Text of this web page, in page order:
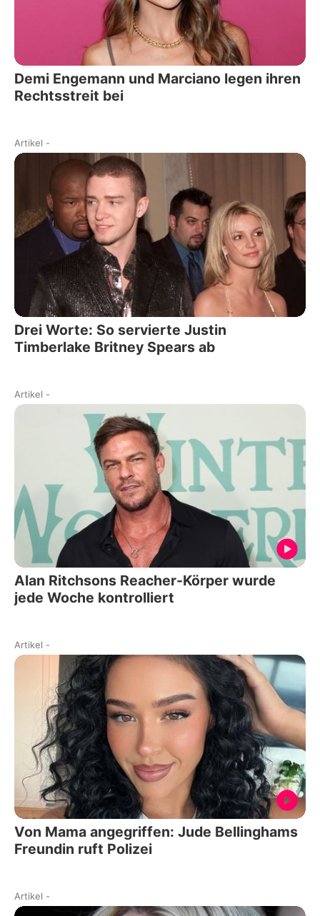
Demi Engemann und Marciano legen ihren
Rechtsstreit bei
Artikel -
Drei Worte: So servierte Justin
Timberlake Britney Spears ab
Artikel -
Alan Ritchsons Reacher-Körper wurde
jede Woche kontrolliert
Artikel -
Von Mama angegriffen: Jude Bellinghams
Freundin ruft Polizei
Artikel -